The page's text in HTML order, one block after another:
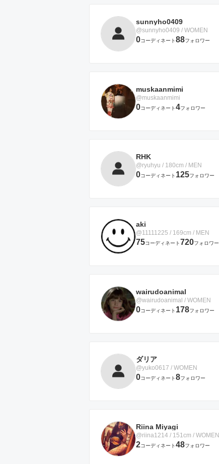
sunnyho0409
@sunnyho0409 / WOMEN
0コーディネート88フォロワー
muskaanmimi
@muskaanmimi
0コーディネート4フォロワー
RHK
@ryuhyu / 180cm / MEN
0コーディネート 125フォロワー
aki
@11111225 / 169cm / MEN
75コーディネート720フォロワー
wairudoanimal
@wairudoanimal / WOMEN
0コーディネート 178フォロワー
ダリア
@yuko0617 / WOMEN
0コーディネート8フォロワー
Riina Miyagi
@riina1214 / 151cm / WOMEN
2コーディネート48フォロワー